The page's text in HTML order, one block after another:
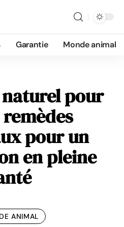
Garantie Monde animal
pour
pour un
en pleine
ANIMAL